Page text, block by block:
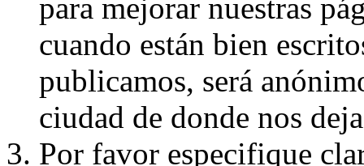
para mejorar nuestras
cuando están bien
publicamos, será
ciudad de donde nos
Por favor especifique